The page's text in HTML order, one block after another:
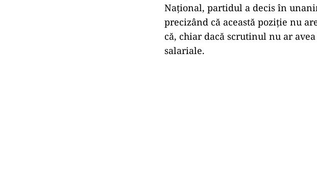
Național, partidul a decis în
precizând că această poziție nu
că, chiar dacă scrutinul nu ar
salariale.